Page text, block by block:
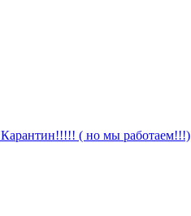
Карантин!!!!! ( но мы работаем!!!)